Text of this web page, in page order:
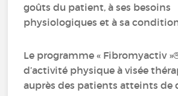
goûts du patient, à ses besoins
physiologiques et à sa
Le programme « Fibromyactiv
d’activité physique à visée
auprès des patients atteints de